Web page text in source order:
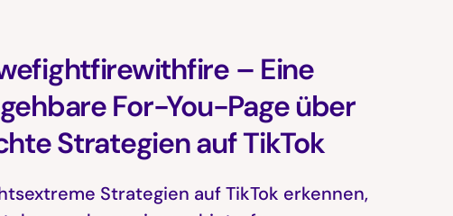
– Eine
For-You-Page über
Strategien auf TikTok
Strategien auf TikTok erkennen,